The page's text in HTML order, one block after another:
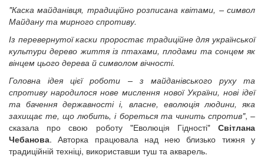
"Каска майданівця, традиційно розписана квітами, – символ
Майдану та мирного спротиву.
Із перевернутої каски проростає традиційне для української
культури дерево життя із птахами, плодами та сонцем як
вінцем цього дерева й символом вічності.
Головна ідея цієї роботи – з майданівського руху та
спротиву народилося нове мислення нової України, нові ідеї
та бачення державності і, власне, еволюція людини, яка
захищає те, що любить, і бореться та чинить спротив", –
сказала про свою роботу "Еволюція Гідності" Світлана
Чебанова. Авторка працювала над нею близько тижня у
традиційній техніці, використавши туш та акварель.